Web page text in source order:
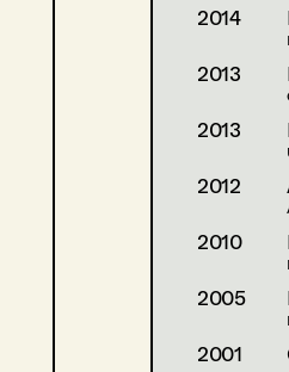
2014
2013
2013
2012
2010
2005
2001